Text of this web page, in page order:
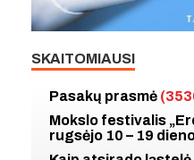
SKAITOMIAUSI
Pasakų prasmė
Mokslo festivalis
rugsėjo 10 – 19